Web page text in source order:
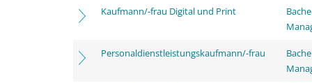
Kaufmann/-frau Digital und Print
Personaldienstleistungskaufmann/-frau